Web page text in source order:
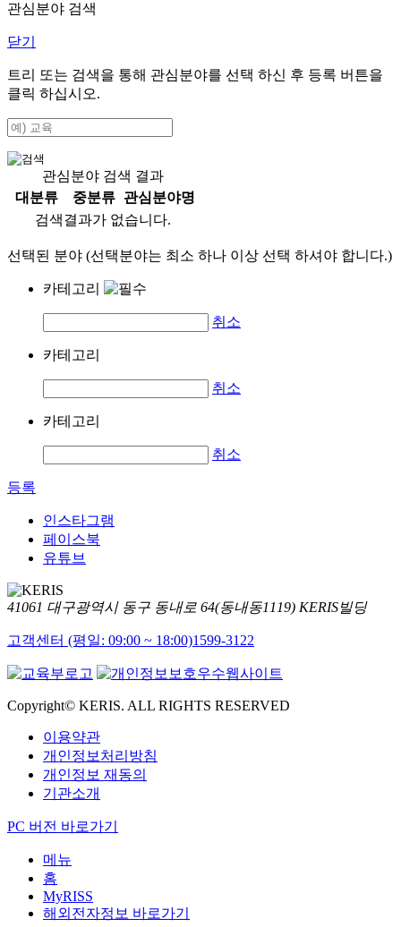
관심분야 검색
닫기
트리 또는 검색을 통해 관심분야를 선택 하신 후 등록 버튼을
클릭 하십시오.
관심분야 검색 결과
대분류
중분류
관심분야명
검색결과가 없습니다.
선택된 분야 (선택분야는 최소 하나 이상 선택 하셔야 합니다.)
카테고리
취소
카테고리
취소
카테고리
취소
등록
인스타그램
페이스북
유튜브
41061 대구광역시 동구 동내로 64(동내동1119) KERIS빌딩
고객센터 (평일: 09:00 ~ 18:00)1599-3122
Copyright© KERIS. ALL RIGHTS RESERVED
이용약관
개인정보처리방침
개인정보 재동의
기관소개
PC 버전 바로가기
메뉴
홈
MyRISS
해외전자정보 바로가기